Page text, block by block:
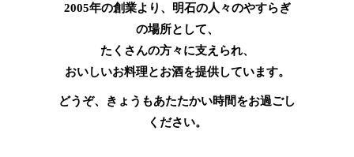
2005年の創業より、明石の人々のやすらぎ
の場所として、
たくさんの方々に支えられ、
おいしいお料理とお酒を提供しています。
どうぞ、きょうもあたたかい時間をお過ごし
ください。